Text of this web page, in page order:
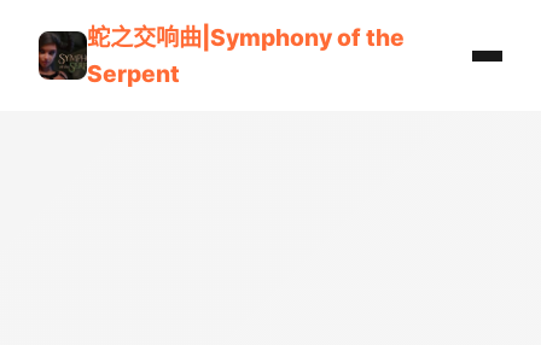
蛇之交响曲|Symphony of the
Serpent